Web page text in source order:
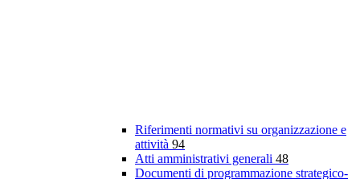
Riferimenti normativi su organizzazione e
attività 94
Atti amministrativi generali 48
Documenti di programmazione strategico-